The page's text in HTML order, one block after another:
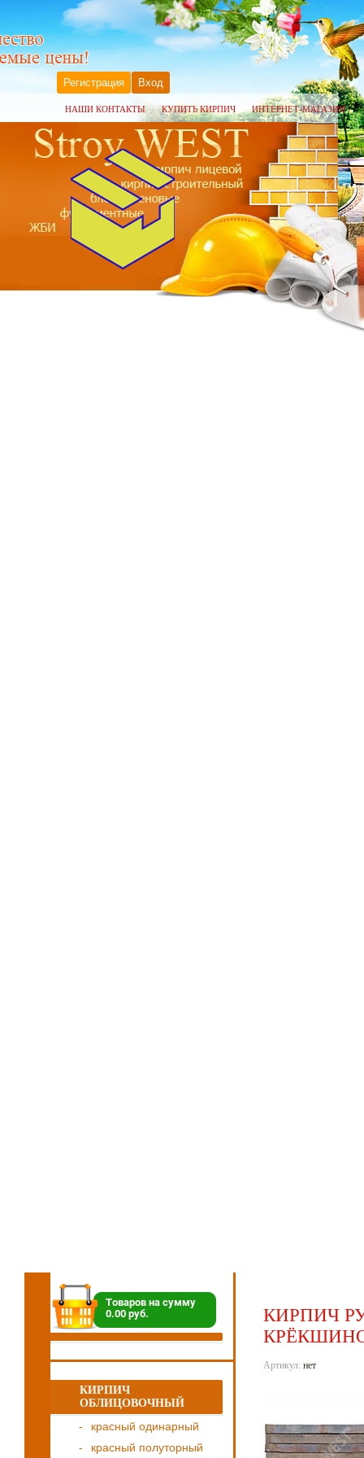
НАШИ КОНТАКТЫ КУПИТЬ КИРПИЧ ИНТЕРНЕТ-МАГАЗИН
Регистрация Вход
Товаров на сумму
0.00 руб.
КИРПИЧ
ОБЛИЦОВОЧНЫЙ
красный одинарный
красный полуторный
КИРПИЧ
Артикул: нет